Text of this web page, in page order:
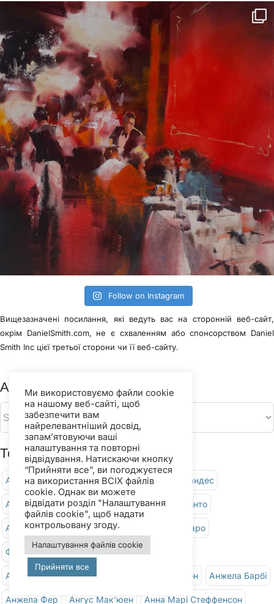
Follow on Instagram
Вищезазначені посилання, які ведуть вас на сторонній веб-сайт,
окрім DanielSmith.com, не є схваленням або спонсорством Daniel
Smith Inc цієї третьої сторони чи її веб-сайту.
Архів
Теги
Агнес Гітс Агус Будіянто Агустіна Фернандес
Ахмет Огретен Алекс Гіллкурц Елісон Пінто
Альваро Кастаньє Калієнте Грей від Альваро
Фреско-сірий від Альваро
Анастасіос Георгопулос Андерс Андерссон Анжела Барбі
Анжела Фер Ангус Мак'юен Анна Марі Стеффенсон
Ми використовуємо файли cookie
на нашому веб-сайті, щоб
забезпечити вам
найрелевантніший досвід,
запам’ятовуючи ваші
налаштування та повторні
відвідування. Натискаючи кнопку
“Прийняти все”, ви погоджуєтеся
на використання ВСІХ файлів
cookie. Однак ви можете
відвідати розділ "Налаштування
файлів cookie", щоб надати
контрольовану згоду.
Налаштування файлів cookie
Прийняти все